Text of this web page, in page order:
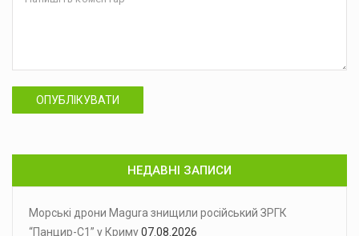
ОПУБЛІКУВАТИ
НЕДАВНІ ЗАПИСИ
Морські дрони Magura знищили російський ЗРГК
“Панцир-С1” у Криму07.08.2026